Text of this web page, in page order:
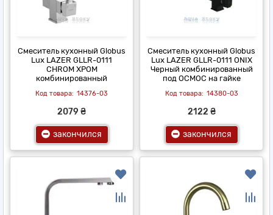
Смеситель кухонный Globus
Lux LAZER GLLR-0111
CHROM ХРОМ
комбинированный
14376-03
2079 ₴
закончился
Смеситель кухонный Globus
Lux LAZER GLLR-0111 ONIX
Черный комбинированный
под ОСМОС на гайке
14380-03
2122 ₴
закончился